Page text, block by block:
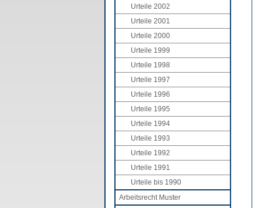
Urteile 2002
Urteile 2001
Urteile 2000
Urteile 1999
Urteile 1998
Urteile 1997
Urteile 1996
Urteile 1995
Urteile 1994
Urteile 1993
Urteile 1992
Urteile 1991
Urteile bis 1990
Arbeitsrecht Muster